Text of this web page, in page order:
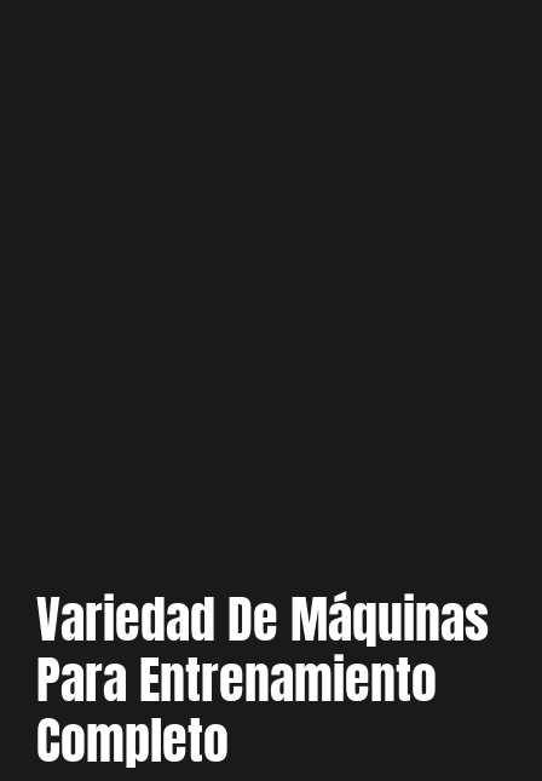
Variedad De Máquinas
Para Entrenamiento
Completo